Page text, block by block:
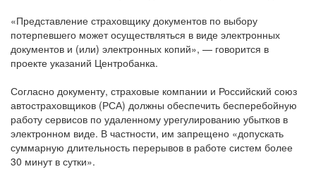
«Представление страховщику документов по выбору
потерпевшего может осуществляться в виде электронных
документов и (или) электронных копий», — говорится в
проекте указаний Центробанка.
Согласно документу, страховые компании и Российский союз
автостраховщиков (РСА) должны обеспечить бесперебойную
работу сервисов по удаленному урегулированию убытков в
электронном виде. В частности, им запрещено «допускать
суммарную длительность перерывов в работе систем более
30 минут в сутки».